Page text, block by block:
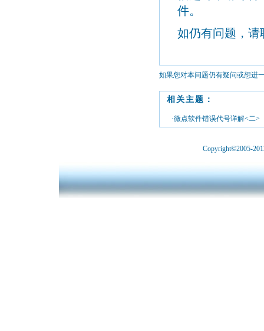
件。
如仍有问题，请
如果您对本问题仍有疑问或想进
相关主题：
·微点软件错误代号详解<二>
Copyright©2005-